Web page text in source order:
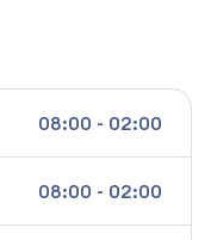
08:00 - 02:00
08:00 - 02:00